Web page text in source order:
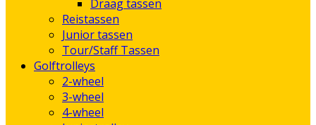
Draag tassen
Reistassen
Junior tassen
Tour/Staff Tassen
Golftrolleys
2-wheel
3-wheel
4-wheel